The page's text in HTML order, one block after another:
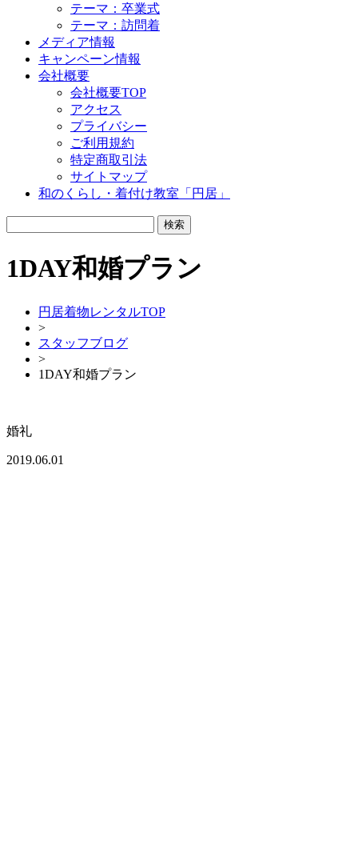
テーマ：卒業式
テーマ：訪問着
メディア情報
キャンペーン情報
会社概要
会社概要TOP
アクセス
プライバシー
ご利用規約
特定商取引法
サイトマップ
和のくらし・着付け教室「円居」
1DAY和婚プラン
円居着物レンタルTOP
>
スタッフブログ
>
1DAY和婚プラン
婚礼
2019.06.01